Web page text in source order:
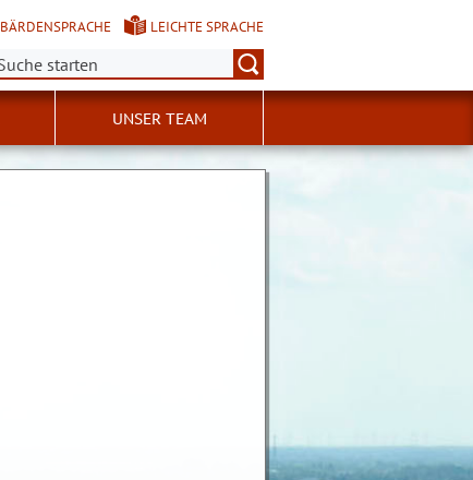
LEICHTE SPRACHE
UNSER TEAM